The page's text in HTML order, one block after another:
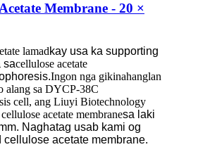
Membrane - 20 ×
lamadkay usa ka supporting
sacellulose acetate
Ingon nga gikinahanglan
alang sa DYCP-38C
cell, ang Liuyi Biotechnology
acetate membranesa laki
Naghatag usab kami og
cellulose acetate membrane.